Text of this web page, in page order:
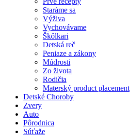
Staráme sa
Výživa
Vychovávame
Škôlkari
Detská reč
Peniaze a zákony
Múdrosti
Zo života
Rodičia
Materský product placement
Detské Choroby
Zvery
Auto
Pôrodnica
Súťaže